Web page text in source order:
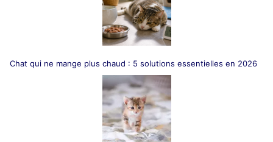
Chat qui ne mange plus chaud : 5 solutions essentielles en 2026